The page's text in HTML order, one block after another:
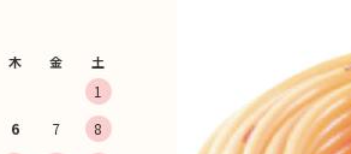
木 金 土
1
6 7
8